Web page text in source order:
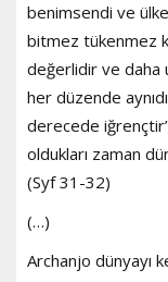
benimsendi ve
bitmez tükenmez
değerlidir ve daha
her düzende
derecede
oldukları zaman
(Syf 31-32)
(…)
Archanjo dünyayı